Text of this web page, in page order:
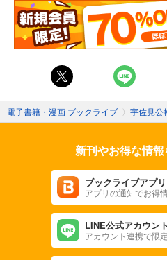
電子書籍・漫画 ブックライブ 〉 宇佐見公
新刊やお得な情報
ブックライブアプリ
アプリの通知でお得
LINE公式アカウント
アカウント連携で限